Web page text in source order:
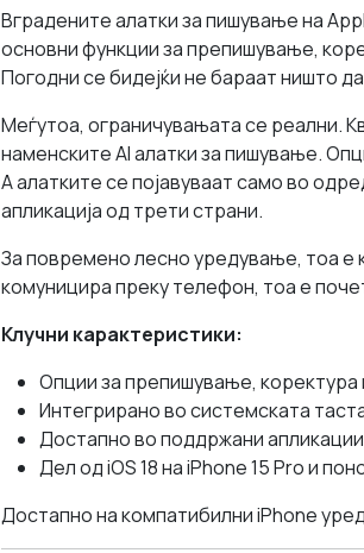
Вградените алатки за пишување на
основни функции за препишување,
Погодни се бидејќи не бараат ништо
Меѓутоа, ограничувањата се реални.
наменските AI алатки за пишување.
А алатките се појавуваат само во
апликација од трети страни.
За повремено лесно уредување, тоа е
комуницира преку телефон, тоа е
Клучни карактеристики:
Опции за препишување,
Интегрирано во системската
Достапно во поддржани апликации
Дел од iOS 18 на iPhone 15 Pro и
Достапно на компатибилни iPhone